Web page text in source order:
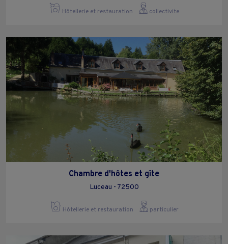
Hôtellerie et restauration collectivite
Chambre d'hôtes et gîte
Luceau - 72500
Hôtellerie et restauration particulier